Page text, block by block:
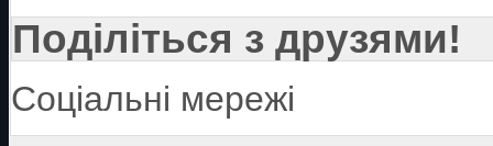
Поділіться з друзями!
Соціальні мережі